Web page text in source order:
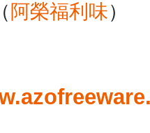
阿榮福利味）